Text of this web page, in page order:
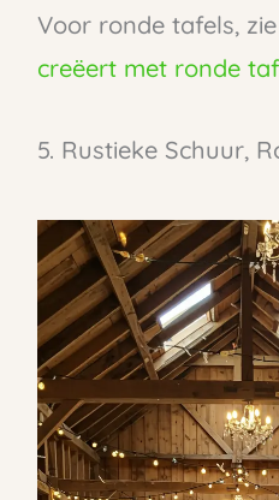
Voor ronde tafels,
creëert met ronde
5. Rustieke Schuur,